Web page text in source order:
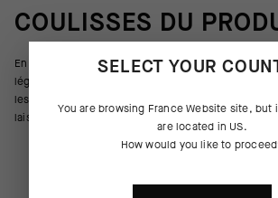
COULISSES DU
En plus d’évacuer la transpiration, éliminer les
légèrement votre pied du métatarse à la cheville en
les chaussettes Poker Socks succombent à la fièvre
laissant révéler votre combinaison gagnante à
SELECT YOUR
You are browsing France Website site, but
are located in US.
How would you like to